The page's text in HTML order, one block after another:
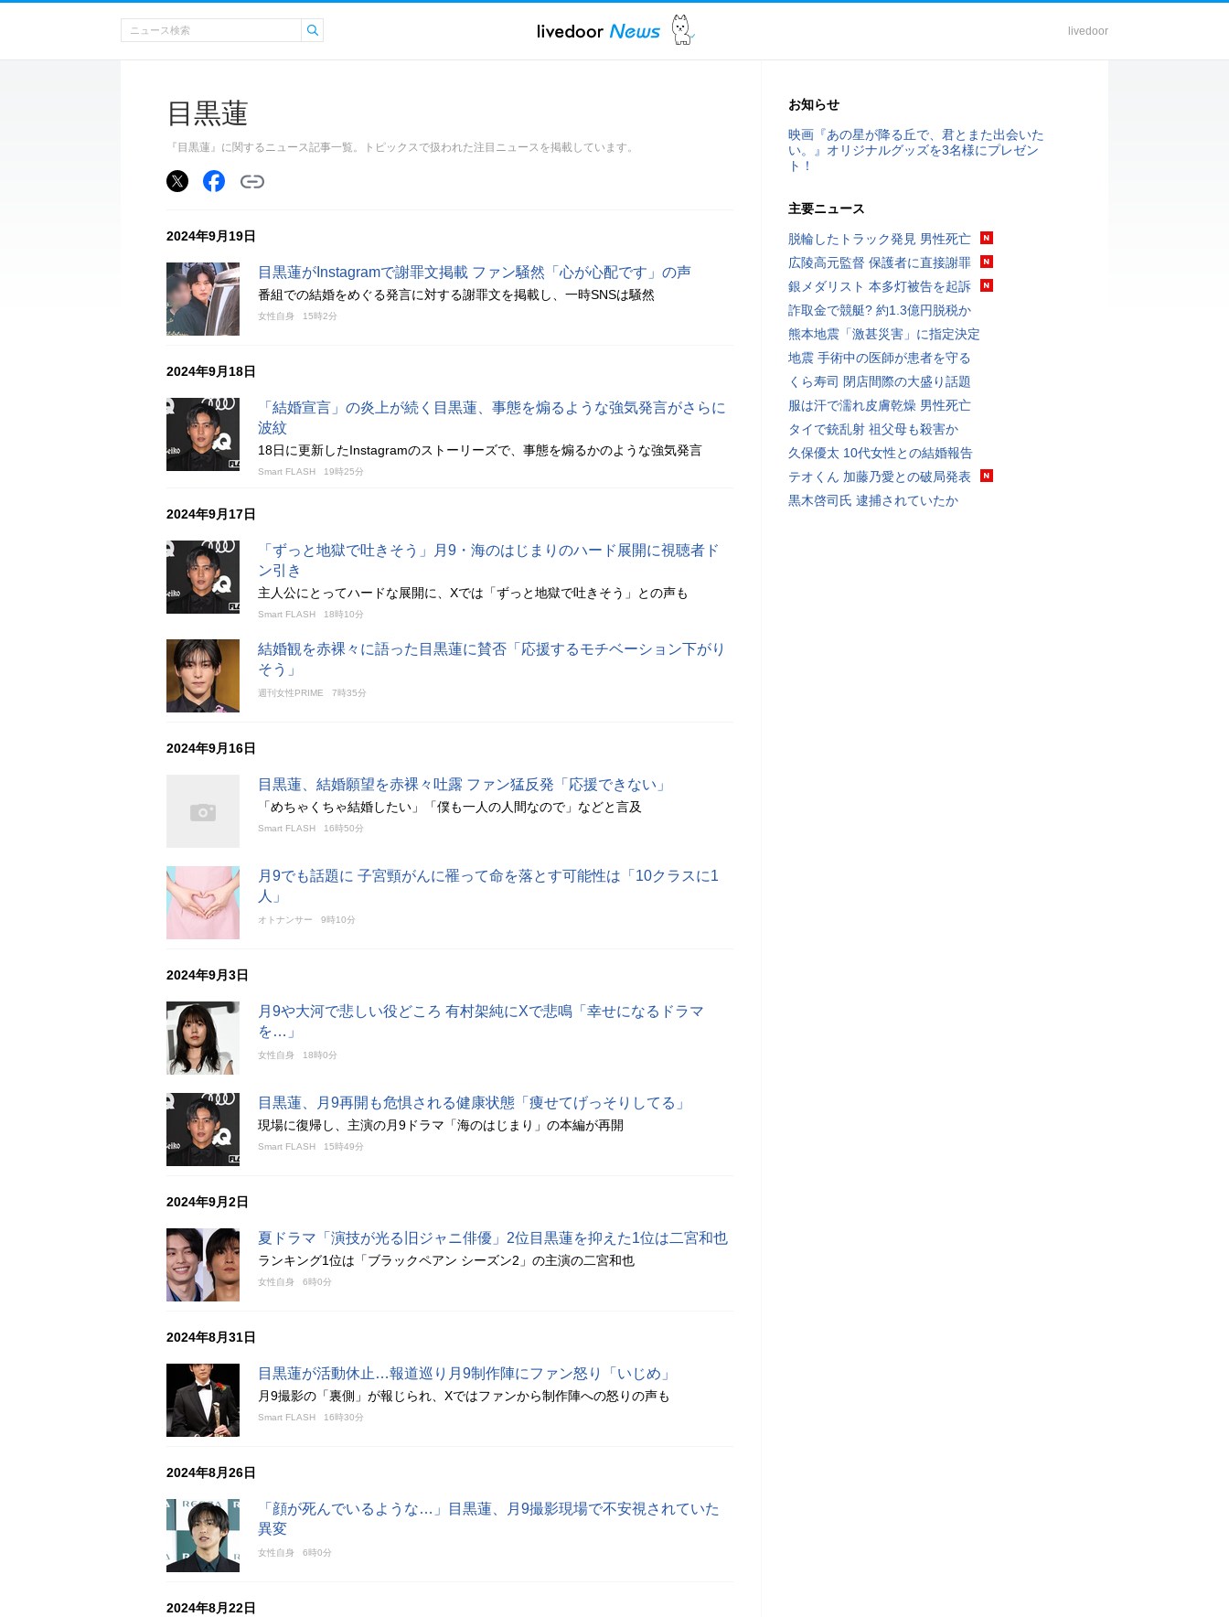
livedoor
目黒蓮
『目黒蓮』に関するニュース記事一覧。トピックスで扱われた注目ニュースを掲載しています。
2024年9月19日
目黒蓮がInstagramで謝罪文掲載 ファン騒然「心が心配です」の声
番組での結婚をめぐる発言に対する謝罪文を掲載し、一時SNSは騒然
女性自身 15時2分
2024年9月18日
「結婚宣言」の炎上が続く目黒蓮、事態を煽るような強気発言がさらに
波紋
18日に更新したInstagramのストーリーズで、事態を煽るかのような強気発言
Smart FLASH 19時25分
2024年9月17日
「ずっと地獄で吐きそう」月9・海のはじまりのハード展開に視聴者ド
ン引き
主人公にとってハードな展開に、Xでは「ずっと地獄で吐きそう」との声も
Smart FLASH 18時10分
結婚観を赤裸々に語った目黒蓮に賛否「応援するモチベーション下がり
そう」
週刊女性PRIME 7時35分
2024年9月16日
目黒蓮、結婚願望を赤裸々吐露 ファン猛反発「応援できない」
「めちゃくちゃ結婚したい」「僕も一人の人間なので」などと言及
Smart FLASH 16時50分
月9でも話題に 子宮頸がんに罹って命を落とす可能性は「10クラスに1
人」
オトナンサー 9時10分
2024年9月3日
月9や大河で悲しい役どころ 有村架純にXで悲鳴「幸せになるドラマ
を…」
女性自身 18時0分
目黒蓮、月9再開も危惧される健康状態「痩せてげっそりしてる」
現場に復帰し、主演の月9ドラマ「海のはじまり」の本編が再開
Smart FLASH 15時49分
2024年9月2日
夏ドラマ「演技が光る旧ジャニ俳優」2位目黒蓮を抑えた1位は二宮和也
ランキング1位は「ブラックペアン シーズン2」の主演の二宮和也
女性自身 6時0分
2024年8月31日
目黒蓮が活動休止…報道巡り月9制作陣にファン怒り「いじめ」
月9撮影の「裏側」が報じられ、Xではファンから制作陣への怒りの声も
Smart FLASH 16時30分
2024年8月26日
「顔が死んでいるような…」目黒蓮、月9撮影現場で不安視されていた
異変
女性自身 6時0分
2024年8月22日
お知らせ
映画『あの星が降る丘で、君とまた出会いた
い。』オリジナルグッズを3名様にプレゼン
ト！
主要ニュース
脱輪したトラック発見 男性死亡
広陵高元監督 保護者に直接謝罪
銀メダリスト 本多灯被告を起訴
詐取金で競艇? 約1.3億円脱税か
熊本地震「激甚災害」に指定決定
地震 手術中の医師が患者を守る
くら寿司 閉店間際の大盛り話題
服は汗で濡れ皮膚乾燥 男性死亡
タイで銃乱射 祖父母も殺害か
久保優太 10代女性との結婚報告
テオくん 加藤乃愛との破局発表
黒木啓司氏 逮捕されていたか